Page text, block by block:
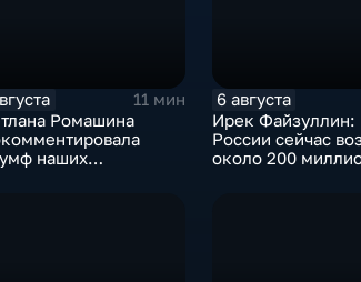
11 мин
Ромашина
наших
6 августа
Ирек Файзуллин:
России сейчас
около 200